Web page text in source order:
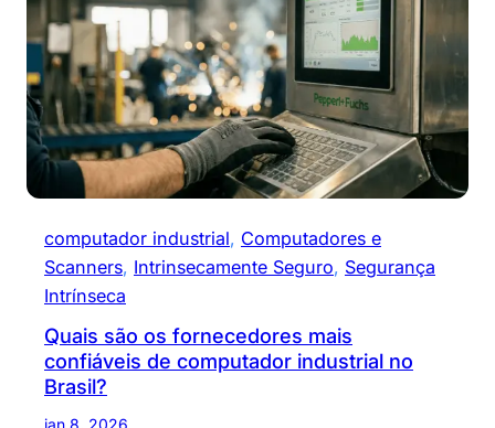
computador industrial, Computadores e
Scanners, Intrinsecamente Seguro, Segurança
Intrínseca
Quais são os fornecedores mais
confiáveis de computador industrial no
Brasil?
jan 8, 2026